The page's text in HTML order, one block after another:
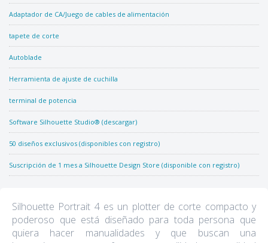
Adaptador de CA/Juego de cables de alimentación
tapete de corte
Autoblade
Herramienta de ajuste de cuchilla
terminal de potencia
Software Silhouette Studio® (descargar)
50 diseños exclusivos (disponibles con registro)
Suscripción de 1 mes a Silhouette Design Store (disponible con registro)
Silhouette Portrait 4 es un plotter de corte compacto y
poderoso que está diseñado para toda persona que
quiera hacer manualidades y que buscan una